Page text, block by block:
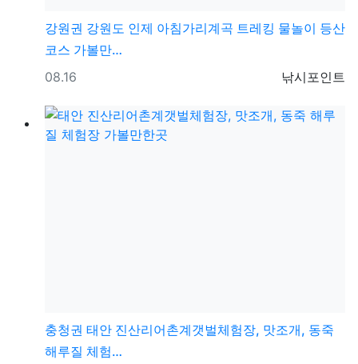
강원권 강원도 인제 아침가리계곡 트레킹 물놀이 등산
코스 가볼만…
등록자
낚시포인트
등록일
08.16
충청권 태안 진산리어촌계갯벌체험장, 맛조개, 동죽
해루질 체험…